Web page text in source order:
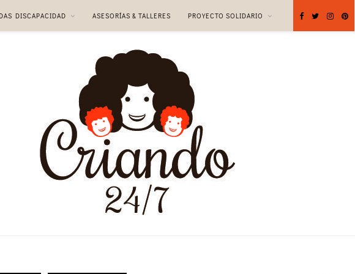
DISCAPACIDAD ASESORÍAS & TALLERES PROYECTO SOLIDARIO